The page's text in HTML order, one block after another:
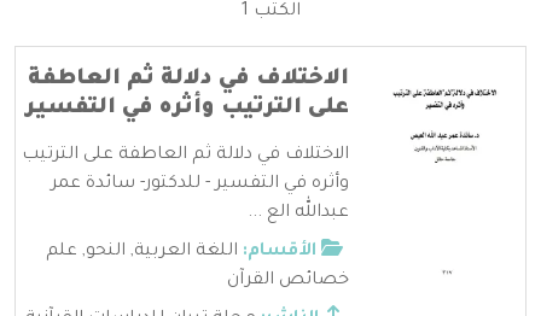
الكتب 1
الاختلاف في دلالة ثم العاطفة
على الترتيب وأثره في التفسير
الاختلاف في دلالة ثم العاطفة على الترتيب
وأثره في التفسير - للدكتور- سائدة عمر
عبدالله الع ...
الأقسام: اللغة العربية, النحو, علم
خصائص القرآن